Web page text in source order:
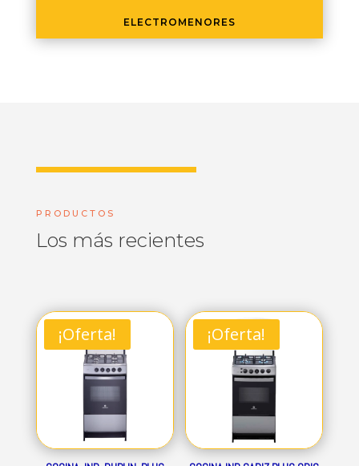
ELECTROMENORES
PRODUCTOS
Los más recientes
¡Oferta! ¡Oferta!